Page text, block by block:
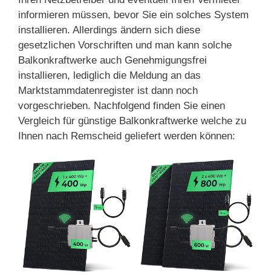
informieren müssen, bevor Sie ein solches System
installieren. Allerdings ändern sich diese
gesetzlichen Vorschriften und man kann solche
Balkonkraftwerke auch Genehmigungsfrei
installieren, lediglich die Meldung an das
Marktstammdatenregister ist dann noch
vorgeschrieben. Nachfolgend finden Sie einen
Vergleich für günstige Balkonkraftwerke welche zu
Ihnen nach Remscheid geliefert werden können: